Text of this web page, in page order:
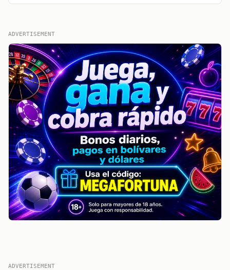
ADVERTISEMENT
ADVERTISEMENT